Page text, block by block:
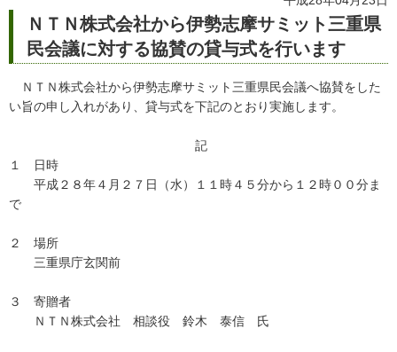
ＮＴＮ株式会社から伊勢志摩サミット三重県
民会議に対する協賛の貸与式を行います
ＮＴＮ株式会社から伊勢志摩サミット三重県民会議へ協賛をした
い旨の申し入れがあり、貸与式を下記のとおり実施します。
記
１ 日時
平成２８年４月２７日（水）１１時４５分から１２時００分ま
で
２ 場所
三重県庁玄関前
３ 寄贈者
ＮＴＮ株式会社 相談役 鈴木 泰信 氏